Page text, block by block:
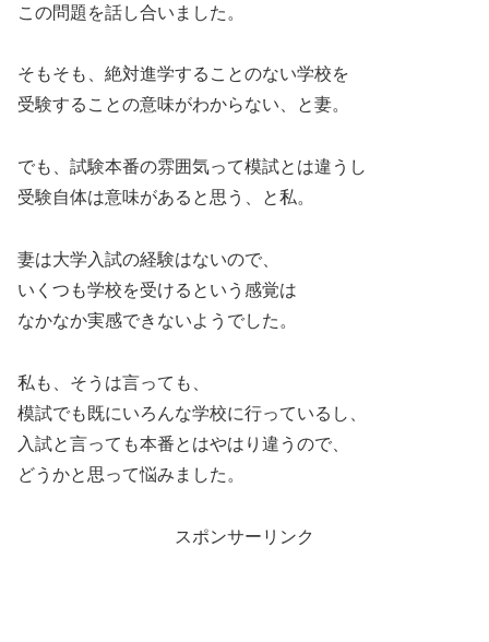
この問題を話し合いました。
そもそも、絶対進学することのない学校を
受験することの意味がわからない、と妻。
でも、試験本番の雰囲気って模試とは違うし
受験自体は意味があると思う、と私。
妻は大学入試の経験はないので、
いくつも学校を受けるという感覚は
なかなか実感できないようでした。
私も、そうは言っても、
模試でも既にいろんな学校に行っているし、
入試と言っても本番とはやはり違うので、
どうかと思って悩みました。
スポンサーリンク